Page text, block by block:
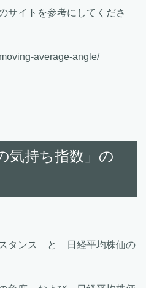
サイトを参考にしてくださ
average-angle/
気持ち指数」の
タンス と 日経平均株価の